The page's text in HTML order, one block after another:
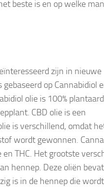
beste is en op welke
zijn in nieuwe
gebaseerd op Cannabidiol
olie is 100%
CBD olie is een
is verschillend, omdat
wordt gewonnen.
THC. Het grootste
hennep. Deze oliën
is in de hennep die